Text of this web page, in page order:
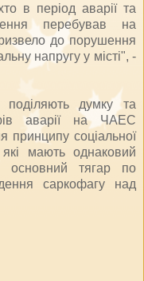
в період аварії та
перебував на
до порушення
напругу у місті", -
думку та
аварії на ЧАЕС
принципу соціальної
які мають однаковий
основний тягар по
саркофагу над